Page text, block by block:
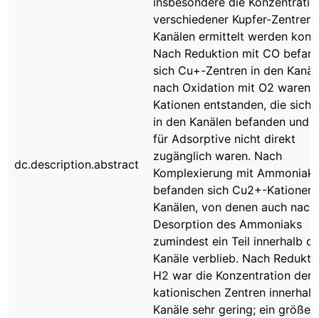
dc.description.abstract
verschiedener Kupfer-Zentren
Kanälen ermittelt werden
Nach Reduktion mit CO
sich Cu+-Zentren in den
nach Oxidation mit O2 waren
Kationen entstanden, die sich
in den Kanälen befanden und
für Adsorptive nicht direkt
zugänglich waren. Nach
Komplexierung mit Ammoniak
befanden sich Cu2+-Kationen
Kanälen, von denen auch
Desorption des Ammoniaks
zumindest ein Teil innerhalb
Kanäle verblieb. Nach
H2 war die Konzentration der
kationischen Zentren
Kanäle sehr gering; ein